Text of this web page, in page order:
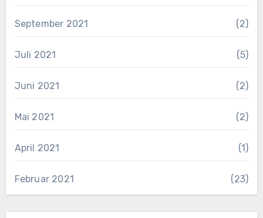
September 2021 (2)
Juli 2021 (5)
Juni 2021 (2)
Mai 2021 (2)
April 2021 (1)
Februar 2021 (23)